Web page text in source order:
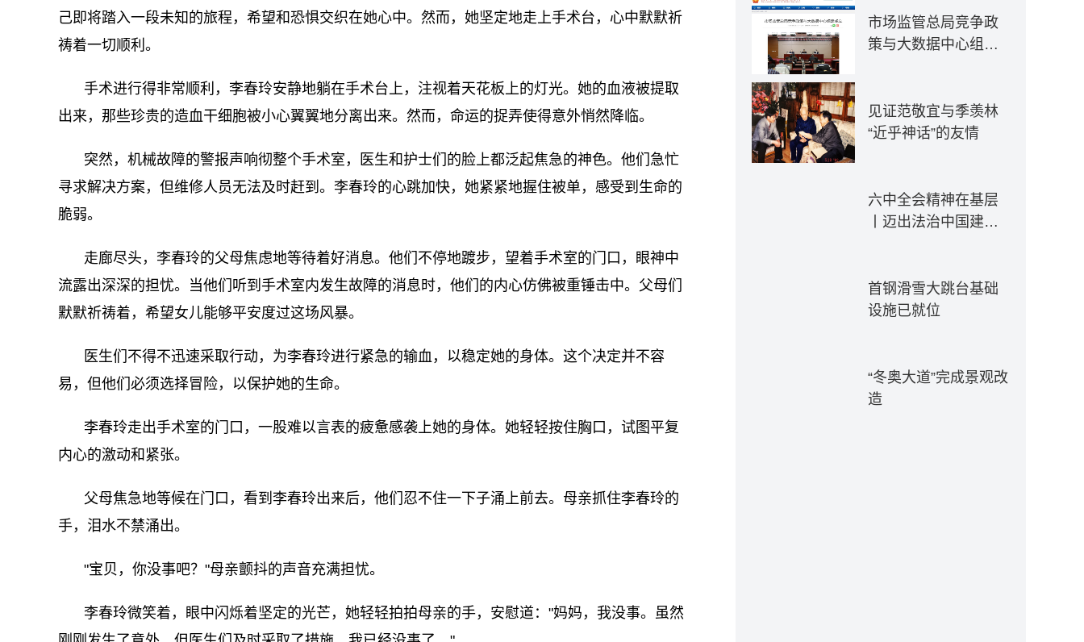
己即将踏入一段未知的旅程，希望和恐惧交织在她心中。然而，她坚定地走上手术台，心中默默祈
祷着一切顺利。
手术进行得非常顺利，李春玲安静地躺在手术台上，注视着天花板上的灯光。她的血液被提取
出来，那些珍贵的造血干细胞被小心翼翼地分离出来。然而，命运的捉弄使得意外悄然降临。
突然，机械故障的警报声响彻整个手术室，医生和护士们的脸上都泛起焦急的神色。他们急忙
寻求解决方案，但维修人员无法及时赶到。李春玲的心跳加快，她紧紧地握住被单，感受到生命的
脆弱。
走廊尽头，李春玲的父母焦虑地等待着好消息。他们不停地踱步，望着手术室的门口，眼神中
流露出深深的担忧。当他们听到手术室内发生故障的消息时，他们的内心仿佛被重锤击中。父母们
默默祈祷着，希望女儿能够平安度过这场风暴。
医生们不得不迅速采取行动，为李春玲进行紧急的输血，以稳定她的身体。这个决定并不容
易，但他们必须选择冒险，以保护她的生命。
李春玲走出手术室的门口，一股难以言表的疲惫感袭上她的身体。她轻轻按住胸口，试图平复
内心的激动和紧张。
父母焦急地等候在门口，看到李春玲出来后，他们忍不住一下子涌上前去。母亲抓住李春玲的
手，泪水不禁涌出。
"宝贝，你没事吧？"母亲颤抖的声音充满担忧。
李春玲微笑着，眼中闪烁着坚定的光芒，她轻轻拍拍母亲的手，安慰道："妈妈，我没事。虽然
市场监管总局竞争政
策与大数据中心组建
见证范敬宜与季羡林
“近乎神话”的友情
六中全会精神在基层
丨迈出法治中国建设
推动全面依法治国新
实践
首钢滑雪大跳台基础
设施已就位
“冬奥大道”完成景观改
造